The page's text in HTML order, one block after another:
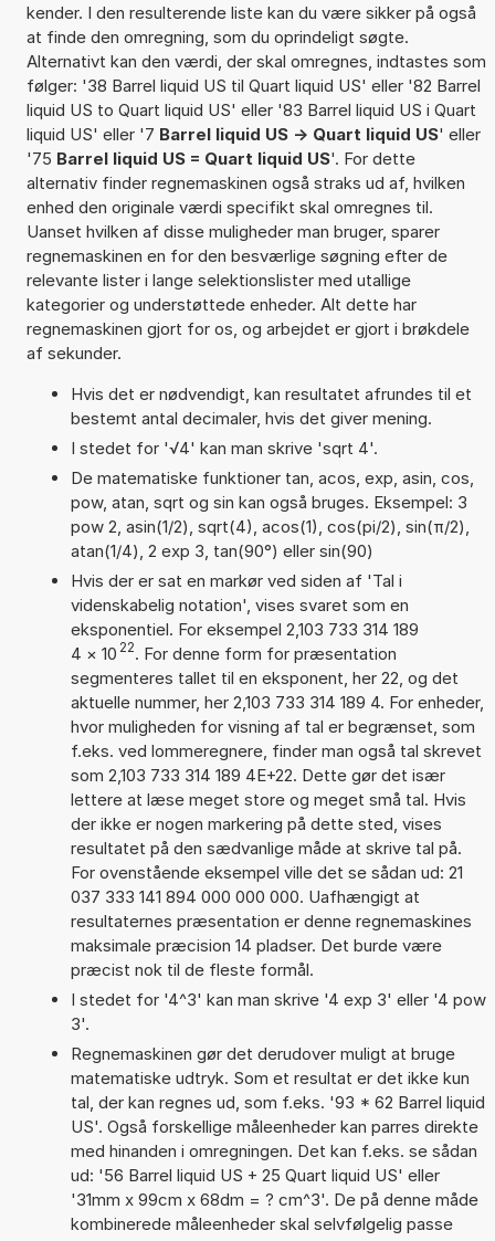
kender. I den resulterende liste kan du være sikker på også
at finde den omregning, som du oprindeligt søgte.
Alternativt kan den værdi, der skal omregnes, indtastes som
følger: '38 Barrel liquid US til Quart liquid US' eller '82 Barrel
liquid US to Quart liquid US' eller '83 Barrel liquid US i Quart
liquid US' eller '7 Barrel liquid US -> Quart liquid US' eller
'75 Barrel liquid US = Quart liquid US'. For dette
alternativ finder regnemaskinen også straks ud af, hvilken
enhed den originale værdi specifikt skal omregnes til.
Uanset hvilken af disse muligheder man bruger, sparer
regnemaskinen en for den besværlige søgning efter de
relevante lister i lange selektionslister med utallige
kategorier og understøttede enheder. Alt dette har
regnemaskinen gjort for os, og arbejdet er gjort i brøkdele
af sekunder.
Hvis det er nødvendigt, kan resultatet afrundes til et
bestemt antal decimaler, hvis det giver mening.
I stedet for '√4' kan man skrive 'sqrt 4'.
De matematiske funktioner tan, acos, exp, asin, cos,
pow, atan, sqrt og sin kan også bruges. Eksempel: 3
pow 2, asin(1/2), sqrt(4), acos(1), cos(pi/2), sin(π/2),
atan(1/4), 2 exp 3, tan(90°) eller sin(90)
Hvis der er sat en markør ved siden af 'Tal i
videnskabelig notation', vises svaret som en
eksponentiel. For eksempel 2,103 733 314 189
4 × 10 22. For denne form for præsentation
segmenteres tallet til en eksponent, her 22, og det
aktuelle nummer, her 2,103 733 314 189 4. For enheder,
hvor muligheden for visning af tal er begrænset, som
f.eks. ved lommeregnere, finder man også tal skrevet
som 2,103 733 314 189 4E+22. Dette gør det især
lettere at læse meget store og meget små tal. Hvis
der ikke er nogen markering på dette sted, vises
resultatet på den sædvanlige måde at skrive tal på.
For ovenstående eksempel ville det se sådan ud: 21
037 333 141 894 000 000 000. Uafhængigt at
resultaternes præsentation er denne regnemaskines
maksimale præcision 14 pladser. Det burde være
præcist nok til de fleste formål.
I stedet for '4^3' kan man skrive '4 exp 3' eller '4 pow
3'.
Regnemaskinen gør det derudover muligt at bruge
matematiske udtryk. Som et resultat er det ikke kun
tal, der kan regnes ud, som f.eks. '93 * 62 Barrel liquid
US'. Også forskellige måleenheder kan parres direkte
med hinanden i omregningen. Det kan f.eks. se sådan
ud: '56 Barrel liquid US + 25 Quart liquid US' eller
'31mm x 99cm x 68dm = ? cm^3'. De på denne måde
kombinerede måleenheder skal selvfølgelig passe